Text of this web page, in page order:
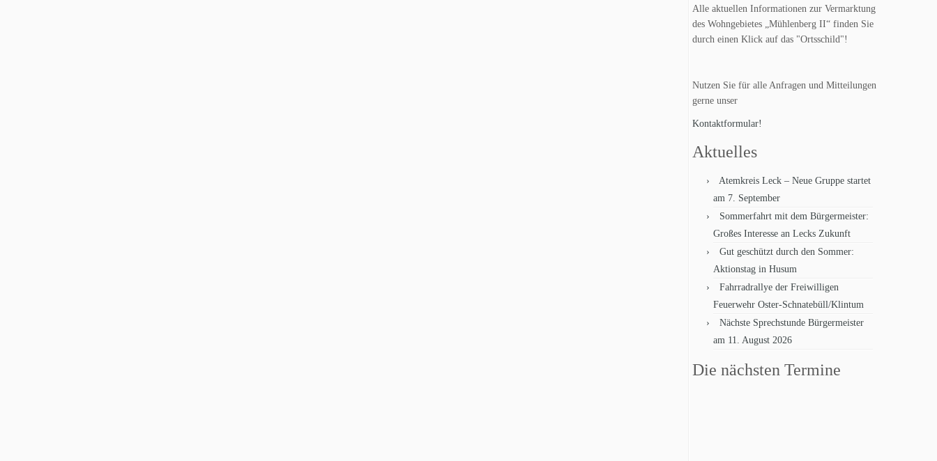
Alle aktuellen Informationen zur Vermarktung
des Wohngebietes „Mühlenberg II“ finden Sie
durch einen Klick auf das "Ortsschild"!
Nutzen Sie für alle Anfragen und Mitteilungen
gerne unser
Kontaktformular!
Aktuelles
Atemkreis Leck – Neue Gruppe startet
am 7. September
Sommerfahrt mit dem Bürgermeister:
Großes Interesse an Lecks Zukunft
Gut geschützt durch den Sommer:
Aktionstag in Husum
Fahrradrallye der Freiwilligen
Feuerwehr Oster-Schnatebüll/Klintum
Nächste Sprechstunde Bürgermeister
am 11. August 2026
Die nächsten Termine